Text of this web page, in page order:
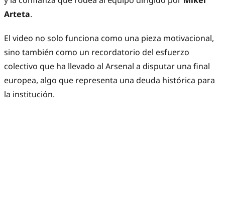
Arteta.
El video no solo funciona como una pieza motivacional,
sino también como un recordatorio del esfuerzo
colectivo que ha llevado al Arsenal a disputar una final
europea, algo que representa una deuda histórica para
la institución.